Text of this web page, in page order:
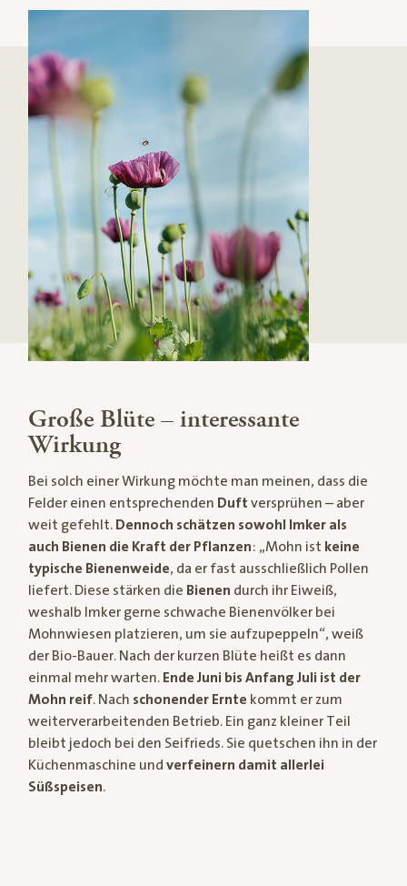
Große Blüte – interessante
Wirkung
Bei solch einer Wirkung möchte man meinen, dass die
Felder einen entsprechenden Duft versprühen – aber
weit gefehlt. Dennoch schätzen sowohl Imker als
auch Bienen die Kraft der Pflanzen: „Mohn ist keine
typische Bienenweide, da er fast ausschließlich Pollen
liefert. Diese stärken die Bienen durch ihr Eiweiß,
weshalb Imker gerne schwache Bienenvölker bei
Mohnwiesen platzieren, um sie aufzupeppeln“, weiß
der Bio-Bauer. Nach der kurzen Blüte heißt es dann
einmal mehr warten. Ende Juni bis Anfang Juli ist der
Mohn reif. Nach schonender Ernte kommt er zum
weiterverarbeitenden Betrieb. Ein ganz kleiner Teil
bleibt jedoch bei den Seifrieds. Sie quetschen ihn in der
Küchenmaschine und verfeinern damit allerlei
Süßspeisen.